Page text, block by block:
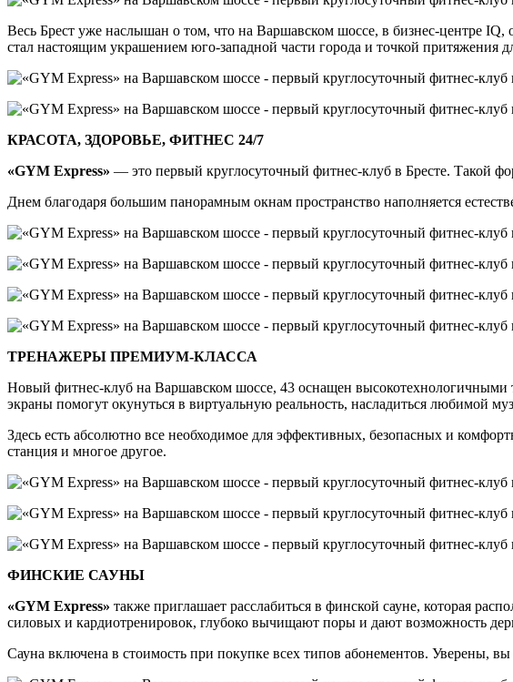
Весь Брест уже наслышан о том, что на Варшавском шоссе, в бизнес-центре
стал настоящим украшением юго-западной части города и точкой притяжения
КРАСОТА, ЗДОРОВЬЕ, ФИТНЕС 24/7
«GYM Express» — это первый круглосуточный фитнес-клуб в Бресте. Такой
Днем благодаря большим панорамным окнам пространство наполняется
ТРЕНАЖЕРЫ ПРЕМИУМ-КЛАССА
Новый фитнес-клуб на Варшавском шоссе, 43 оснащен высокотехнологичными
экраны помогут окунуться в виртуальную реальность, насладиться
Здесь есть абсолютно все необходимое для эффективных, безопасных и
станция и многое другое.
ФИНСКИЕ САУНЫ
«GYM Express» также приглашает расслабиться в финской сауне, которая
силовых и кардиотренировок, глубоко вычищают поры и дают возможность
Сауна включена в стоимость при покупке всех типов абонементов. Уверены,